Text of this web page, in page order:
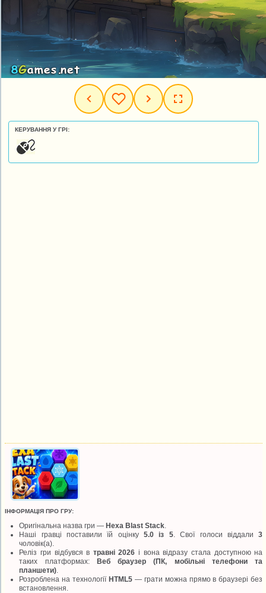
КЕРУВАННЯ У ГРІ:
ІНФОРМАЦІЯ ПРО ГРУ:
Оригінальна назва гри —Hexa Blast Stack
Наші гравці поставили їй оцінку5.0 із 5. Свої голоси віддали3
чоловік(а).
Реліз гри відбувся в травні 2026 і вона відразу стала доступною на
таких платформах: Веб браузер (ПК, мобільні телефони та
планшети)
Розроблена на технології HTML5— грати можна прямо в браузері без
встановлення.